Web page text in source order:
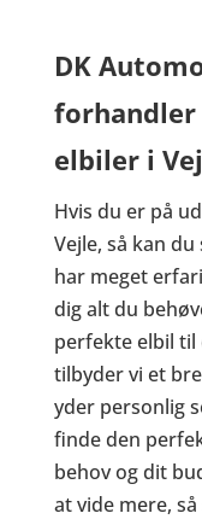
DK
forhandler
elbiler i
Hvis du er på
Vejle, så kan
har meget
dig alt du
perfekte elbil til
tilbyder vi et
yder personlig
finde den
behov og dit
at vide mere,